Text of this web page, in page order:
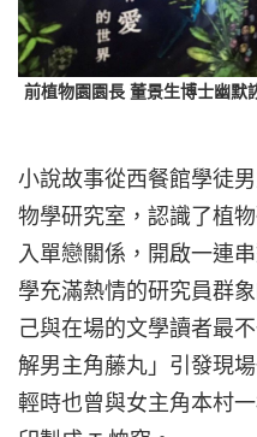
前植物園園長 董景生博士幽默
小說故事從西餐館學徒
物學研究室，認識了植
入單戀關係，開啟一連
學充滿熱情的研究員群
己與在場的文學讀者最
解男主角藤丸」引發現
輕時也曾與女主角本村